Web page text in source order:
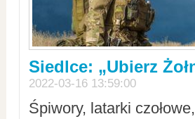
Siedlce: „Ubierz
2022-03-16 13:59:00
Śpiwory, latarki